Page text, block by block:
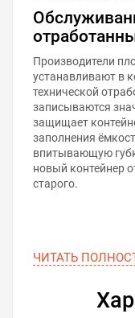
Производители
устанавливают в
технической
записываются
защищает
заполнения
впитывающую
новый контейнер
старого.
ЧИТАТЬ